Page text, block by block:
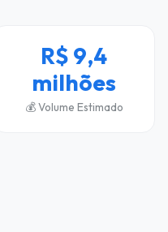
R$ 9,4
milhões
💰 Volume Estimado